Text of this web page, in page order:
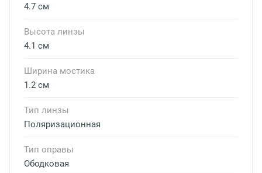
4.7 см
Высота линзы
4.1 см
Ширина мостика
1.2 см
Тип линзы
Поляризационная
Тип оправы
Ободковая